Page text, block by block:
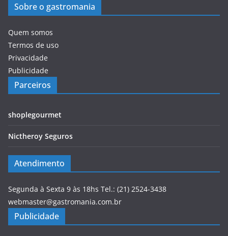
Sobre o gastromania
Quem somos
Termos de uso
Privacidade
Publicidade
Parceiros
shoplegourmet
Nictheroy Seguros
Atendimento
Segunda à Sexta 9 às 18hs Tel.: (21) 2524-3438
webmaster@gastromania.com.br
Publicidade